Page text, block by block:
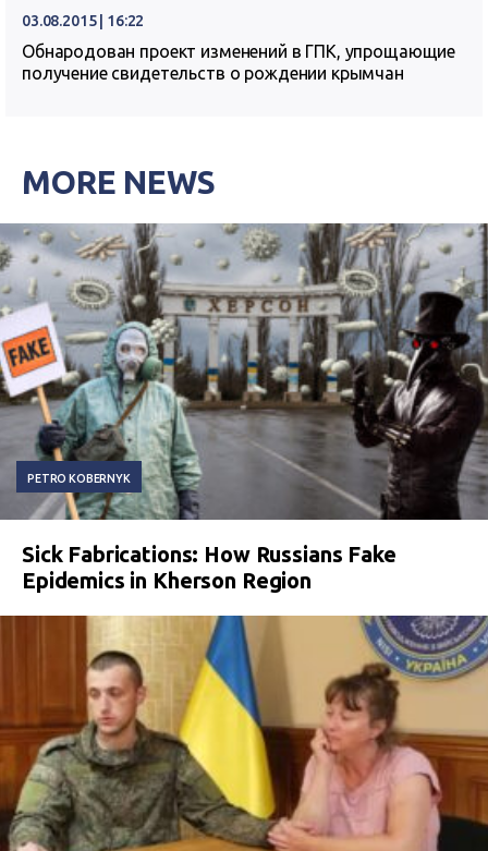
03.08.2015 | 16:22
Обнародован проект изменений в ГПК, упрощающие
получение свидетельств о рождении крымчан
MORE NEWS
PETRO KOBERNYK
Sick Fabrications: How Russians Fake
Epidemics in Kherson Region